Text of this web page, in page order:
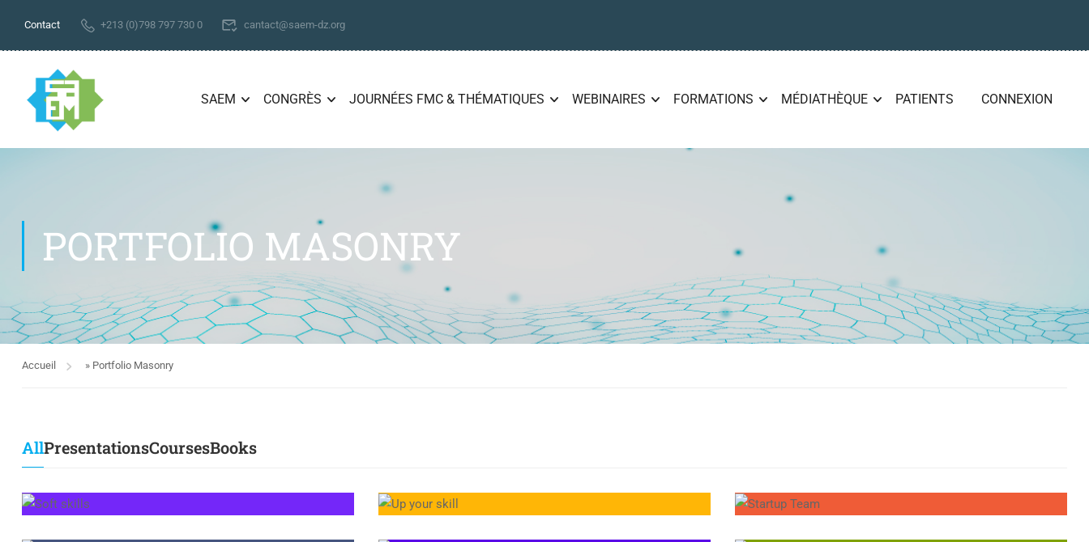
Contact +213 (0)798 797 730 0 cantact@saem-dz.org
SAEM CONGRÈS JOURNÉES FMC & THÉMATIQUES WEBINAIRES FORMATIONS MÉDIATHÈQUE PATIENTS CONNEXION
PORTFOLIO MASONRY
Accueil » Portfolio Masonry
AllPresentationsCoursesBooks